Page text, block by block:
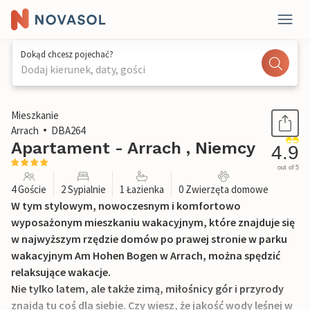
Dokąd chcesz pojechać?
Dodaj kierunek, daty, gości
1 / 21
Mieszkanie
Arrach
DBA264
Apartament - Arrach , Niemcy 4.9
out of 5
4 Goście 2 Sypialnie 1 Łazienka 0 Zwierzęta domowe
W tym stylowym, nowoczesnym i komfortowo
wyposażonym mieszkaniu wakacyjnym, które znajduje się
w najwyższym rzędzie domów po prawej stronie w parku
wakacyjnym Am Hohen Bogen w Arrach, można spędzić
relaksujące wakacje.
Nie tylko latem, ale także zimą, miłośnicy gór i przyrody
znajdą tu coś dla siebie. Czy wiesz, że jakość wody leśnej w